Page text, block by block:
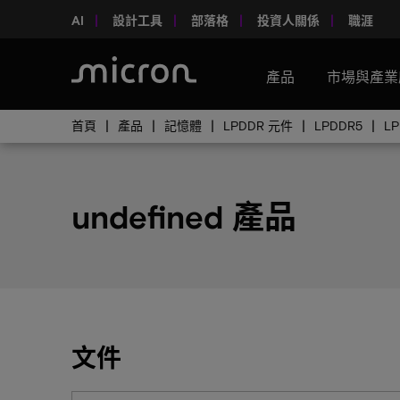
AI 設計工具 部落格 投資人關係 職涯
產品 市場與產
首頁 產品 記憶體 LPDDR 元件 LPDDR5
undefined 產品
文件